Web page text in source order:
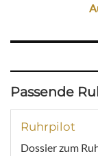
Passende
Ruhrpilot
Dossier zum